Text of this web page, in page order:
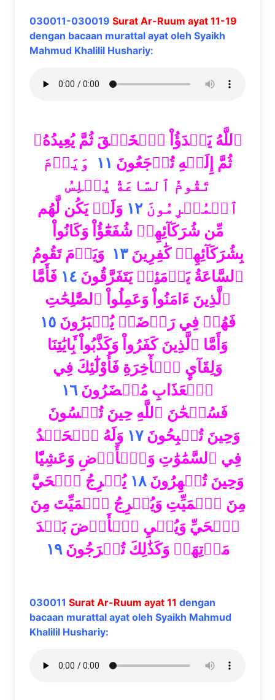
030011-030019 Surat Ar-Ruum ayat 11-19
dengan bacaan murattal ayat oleh Syaikh
Mahmud Khalilil Hushariy:
ٱللَّهُ يَبۡدَؤُاْ ٱلۡخَلۡقَ ثُمَّ يُعِيدُهُۥ
ثُمَّ إِلَيۡهِ تُرۡجَعُونَ ١١ وَيَوۡمَ
تَقُومُ ٱلسَّاعَةُ يُبۡلِسُ
ٱلۡمُجۡرِمُونَ١٢ وَلَمۡ يَكُن لَّهُم
مِّن شُرَكَآئِهِمۡ شُفَعَٰٓؤُاْ وَكَانُواْ
بِشُرَكَآئِهِمۡ كَٰفِرِينَ١٣ وَيَوۡمَ تَقُومُ
ٱلسَّاعَةُ يَوۡمَئِذٖ يَتَفَرَّقُونَ١٤ فَأَمَّا
ٱلَّذِينَ ءَامَنُواْ وَعَمِلُواْ ٱلصَّٰلِحَٰتِ
فَهُمۡ فِي رَوۡضَةٖ يُحۡبَرُونَ١٥
وَأَمَّا ٱلَّذِينَ كَفَرُواْ وَكَذَّبُواْ بِ‍َٔايَٰتِنَا
وَلِقَآيِٕ ٱلۡأٓخِرَةِ فَأُوْلَٰٓئِكَ فِي
ٱلۡعَذَابِ مُحۡضَرُونَ١٦
فَسُبۡحَٰنَ ٱللَّهِ حِينَ تُمۡسُونَ
وَحِينَ تُصۡبِحُونَ١٧ وَلَهُ ٱلۡحَمۡدُ
فِي ٱلسَّمَٰوَٰتِ وَٱلۡأَرۡضِ وَعَشِيّٗا
وَحِينَ تُظۡهِرُونَ١٨ يُخۡرِجُ ٱلۡحَيَّ
مِنَ ٱلۡمَيِّتِ وَيُخۡرِجُ ٱلۡمَيِّتَ مِنَ
ٱلۡحَيِّ وَيُحۡيِ ٱلۡأَرۡضَ بَعۡدَ
مَوۡتِهَاۚ وَكَذَٰلِكَ تُخۡرَجُونَ١٩
030011 Surat Ar-Ruum ayat 11 dengan
bacaan murattal ayat oleh Syaikh Mahmud
Khalilil Hushariy: